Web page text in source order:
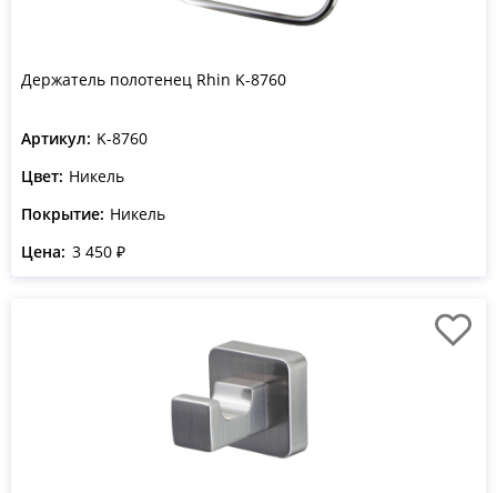
Держатель полотенец Rhin K-8760
Артикул: K-8760
Цвет: Никель
Покрытие: Никель
Цена: 3 450 ₽